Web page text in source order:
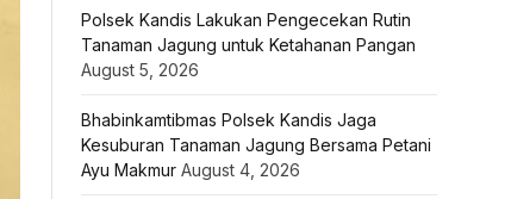
Polsek Kandis Lakukan Pengecekan Rutin
Tanaman Jagung untuk Ketahanan Pangan
August 5, 2026
Bhabinkamtibmas Polsek Kandis Jaga
Kesuburan Tanaman Jagung Bersama Petani
Ayu Makmur August 4, 2026